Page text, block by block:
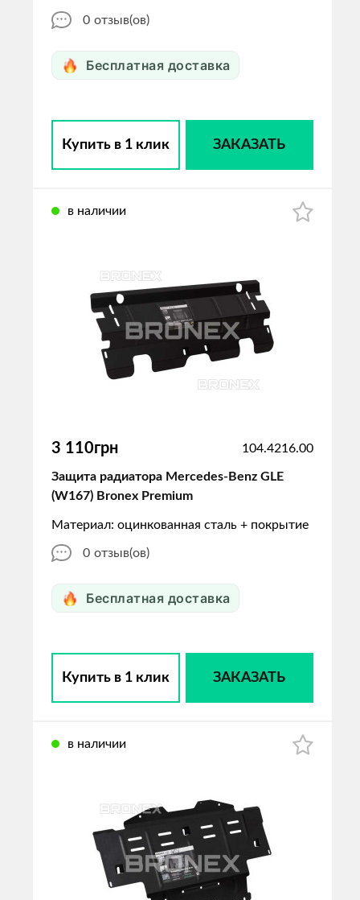
0 отзыв(ов)
Бесплатная доставка
Купить в 1 клик ЗАКАЗАТЬ
в наличии
3 110грн 104.4216.00
Защита радиатора Mercedes-Benz GLE
(W167) Bronex Premium
Материал: оцинкованная сталь + покрытие
0 отзыв(ов)
Бесплатная доставка
Купить в 1 клик ЗАКАЗАТЬ
в наличии